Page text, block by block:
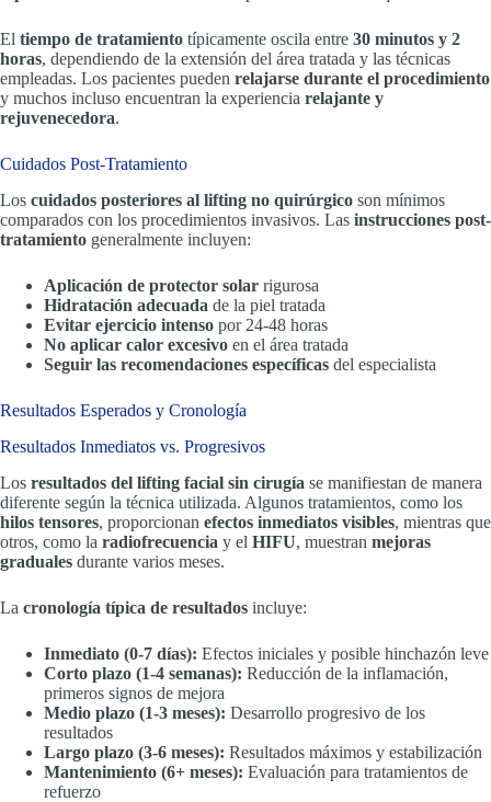
El tiempo de tratamiento típicamente oscila entre 30 minutos y 2
horas, dependiendo de la extensión del área tratada y las técnicas
empleadas. Los pacientes pueden relajarse durante el procedimiento
y muchos incluso encuentran la experiencia relajante y
rejuvenecedora.
Cuidados Post-Tratamiento
Los cuidados posteriores al lifting no quirúrgico son mínimos
comparados con los procedimientos invasivos. Las instrucciones post-
tratamiento generalmente incluyen:
Aplicación de protector solar rigurosa
Hidratación adecuada de la piel tratada
Evitar ejercicio intenso por 24-48 horas
No aplicar calor excesivo en el área tratada
Seguir las recomendaciones específicas del especialista
Resultados Esperados y Cronología
Resultados Inmediatos vs. Progresivos
Los resultados del lifting facial sin cirugía se manifiestan de manera
diferente según la técnica utilizada. Algunos tratamientos, como los
hilos tensores, proporcionan efectos inmediatos visibles, mientras que
otros, como la radiofrecuencia y el HIFU, muestran mejoras
graduales durante varios meses.
La cronología típica de resultados incluye:
Inmediato (0-7 días): Efectos iniciales y posible hinchazón leve
Corto plazo (1-4 semanas): Reducción de la inflamación,
primeros signos de mejora
Medio plazo (1-3 meses): Desarrollo progresivo de los
resultados
Largo plazo (3-6 meses): Resultados máximos y estabilización
Mantenimiento (6+ meses): Evaluación para tratamientos de
refuerzo